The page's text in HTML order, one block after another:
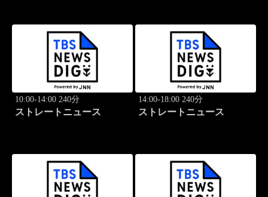
10:00-14:00 240分
ストレートニュース
14:00-18:00 240分
ストレートニュース